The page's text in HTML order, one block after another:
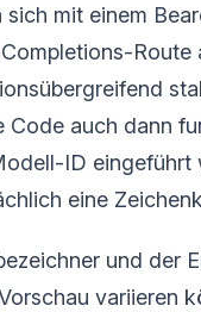
sich mit einem
Route
Code auch dann
ID eingeführt
eine
und der
variieren